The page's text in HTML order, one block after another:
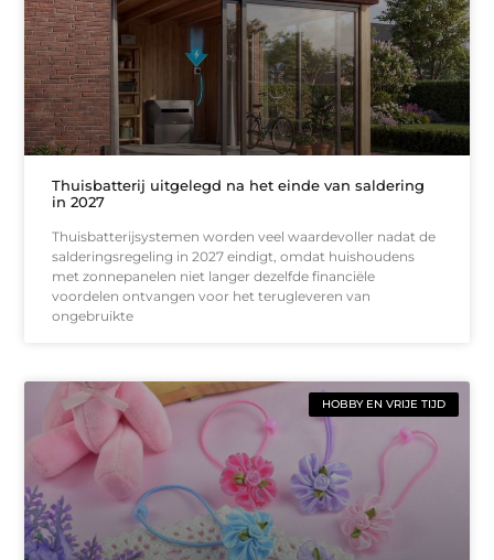
Thuisbatterij uitgelegd na het einde van saldering
in 2027
Thuisbatterijsystemen worden veel waardevoller nadat de
salderingsregeling in 2027 eindigt, omdat huishoudens
met zonnepanelen niet langer dezelfde financiële
voordelen ontvangen voor het terugleveren van
ongebruikte
HOBBY EN VRIJE TIJD